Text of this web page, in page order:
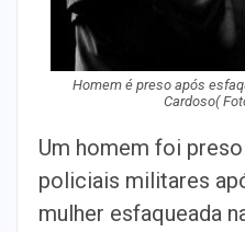
Homem é preso após
Cardoso(
Um homem foi
policiais militares
mulher esfaqueada